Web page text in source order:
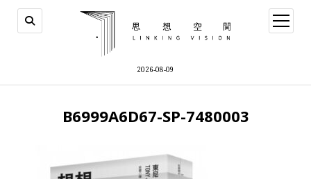
2026-08-09
open
menu
B6999A6D67-SP-7480003